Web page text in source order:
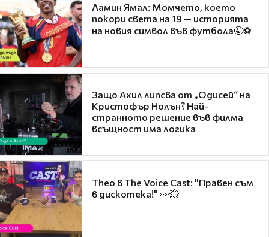
Ламин Ямал: Момчето, което
покори света на 19 — историята
на новия символ във футбола🤩⚽
Защо Ахил липсва от „Одисей“ на
Кристофър Нолън? Най-
странното решение във филма
всъщност има логика
Theo в The Voice Cast: "Правен съм
в дискотека!" 👀💥